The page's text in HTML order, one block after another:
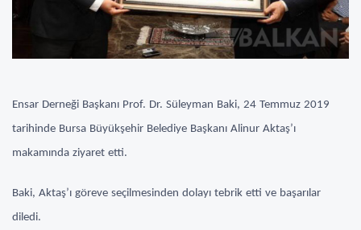
Ensar Derneği Başkanı Prof. Dr. Süleyman Baki, 24 Temmuz 2019
tarihinde Bursa Büyükşehir Belediye Başkanı Alinur Aktaş’ı
makamında ziyaret etti.
Baki, Aktaş’ı göreve seçilmesinden dolayı tebrik etti ve başarılar
diledi.